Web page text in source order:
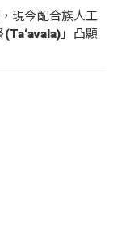
現今配合族人工
」凸顯